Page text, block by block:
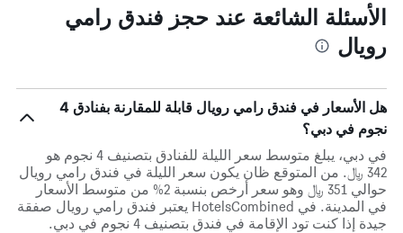
الأسئلة الشائعة عند حجز فندق رامي
رويال
هل الأسعار في فندق رامي رويال قابلة للمقارنة بفنادق 4
نجوم في دبي؟
في دبي، يبلغ متوسط ​​سعر الليلة للفنادق بتصنيف 4 نجوم هو
342 ﷼. من المتوقع ظان يكون سعر الليلة في فندق رامي رويال
حوالي 351 ﷼ وهو سعر أرخص بنسبة 2% من متوسط الأسعار
في المدينة. في HotelsCombined يعتبر فندق رامي رويال صفقة
جيدة إذا كنت تود الإقامة في فندق بتصنيف 4 نجوم في دبي.